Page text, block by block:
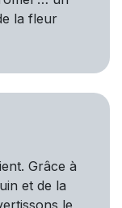
la fleur
Grâce à
et de la